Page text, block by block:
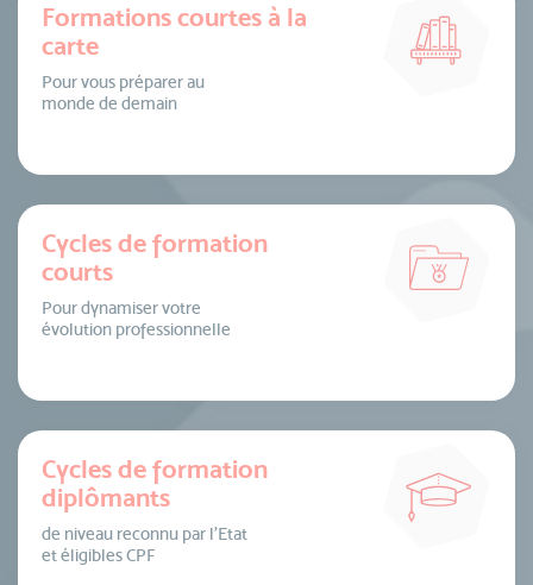
Formations courtes à la
carte
Pour vous préparer au
monde de demain
Cycles de formation
courts
Pour dynamiser votre
évolution professionnelle
Cycles de formation
diplômants
de niveau reconnu par l’Etat
et éligibles CPF